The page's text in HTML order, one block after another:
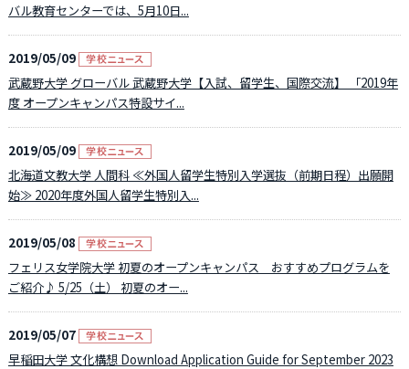
バル教育センターでは、5月10日...
2019/05/09
武蔵野大学 グローバル 武蔵野大学【入試、留学生、国際交流】 「2019年
度 オープンキャンパス特設サイ...
2019/05/09
北海道文教大学 人間科 ≪外国人留学生特別入学選抜（前期日程）出願開
始≫ 2020年度外国人留学生特別入...
2019/05/08
フェリス女学院大学 初夏のオープンキャンパス おすすめプログラムを
ご紹介♪ 5/25（土） 初夏のオー...
2019/05/07
早稲田大学 文化構想 Download Application Guide for September 2023